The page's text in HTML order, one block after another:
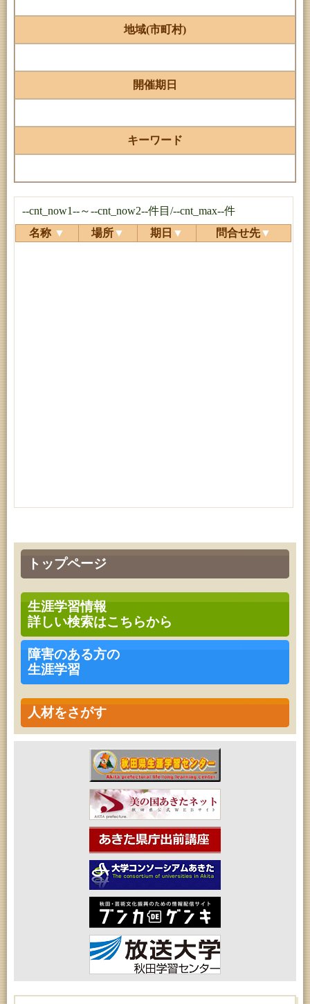
トップページ
生涯学習情報
詳しい検索はこちらから
障害のある方の
生涯学習
人材をさがす
地域(市町村)
開催期日
キーワード
--cnt_now1--～--cnt_now2--件目/--cnt_max--件
名称 ▼ 場所▼ 期日 ▼ 問合せ先▼